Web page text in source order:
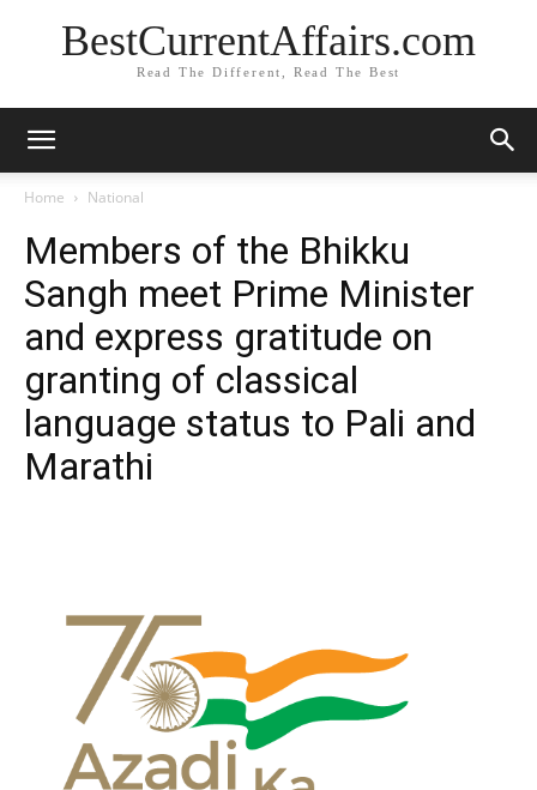
BestCurrentAffairs.com
Read The Different, Read The Best
Home National
Members of the Bhikku
Sangh meet Prime Minister
and express gratitude on
granting of classical
language status to Pali and
Marathi